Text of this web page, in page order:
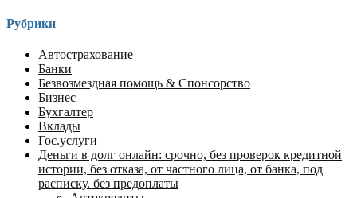
Рубрики
Автострахование
Банки
Безвозмездная помощь & Спонсорство
Бизнес
Бухгалтер
Вклады
Гос.услуги
Деньги в долг онлайн: срочно, без проверок кредитной
истории, без отказа, от частного лица, от банка, под
расписку. без предоплаты